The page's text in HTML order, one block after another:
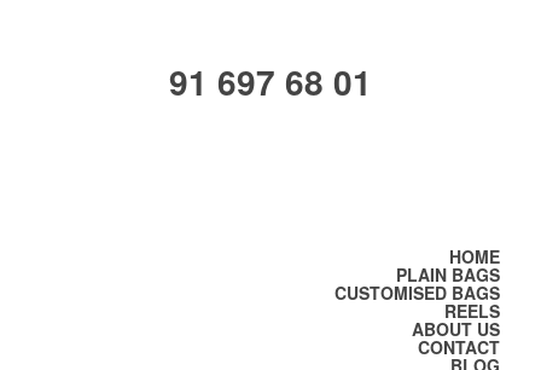
91 697 68 01
HOME
PLAIN BAGS
CUSTOMISED BAGS
REELS
ABOUT US
CONTACT